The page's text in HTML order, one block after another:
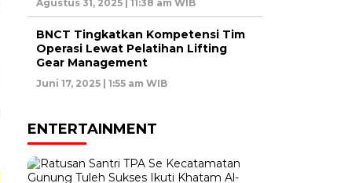
Agustus 31, 2025 | 11:38 am WIB
BNCT Tingkatkan Kompetensi Tim
Operasi Lewat Pelatihan Lifting
Gear Management
Juni 17, 2025 | 1:55 am WIB
ENTERTAINMENT